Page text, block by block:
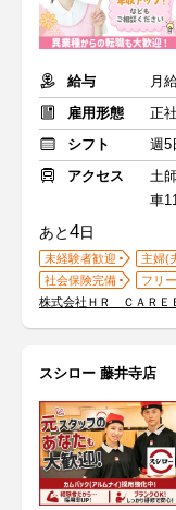
給与
月
雇用形態
正
シフト
週5
アクセス
土
車
あと4日
未経験者歓迎 主婦(
社会保険完備
フリ
株式会社ＨＲ ＣＡＲＥ
スシロー 藤井寺店